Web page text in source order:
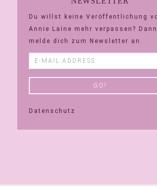
Du willst keine Veröffentlichung
Annie Laine mehr verpassen? Dann
melde dich zum Newsletter an.
Datenschutz